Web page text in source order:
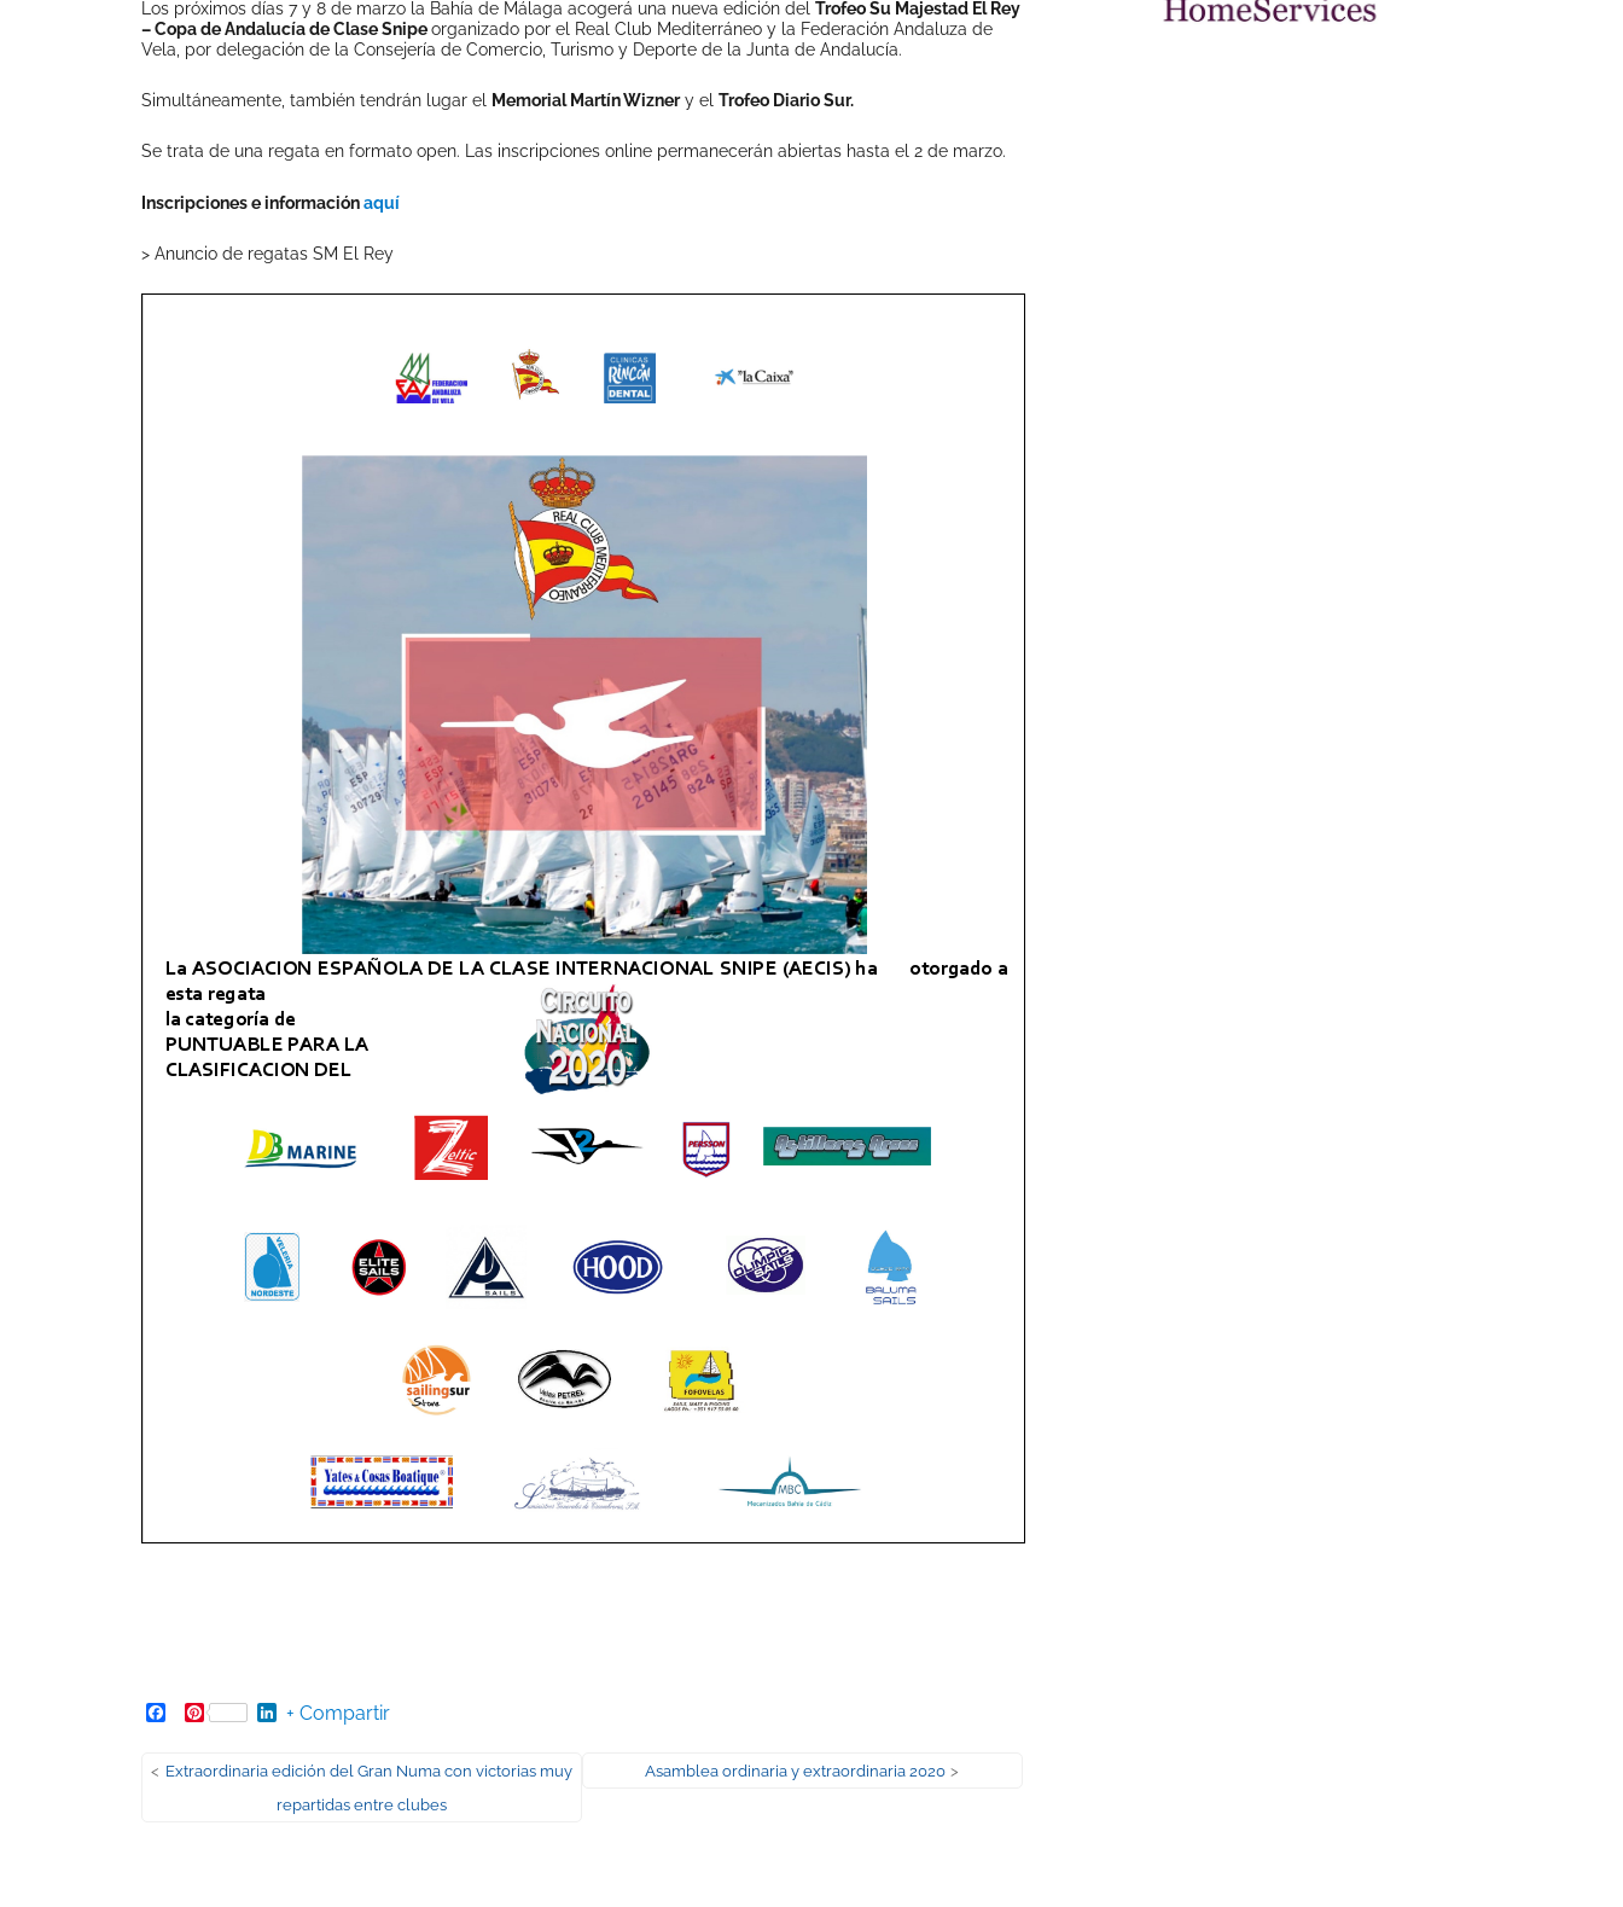
Los próximos días 7 y 8 de marzo la Bahía de Málaga acogerá una nueva edición del Trofeo Su Majestad El Rey
– Copa de Andalucía de Clase Snipeorganizado por el Real Club Mediterráneo y la Federación Andaluza de
Vela, por delegación de la Consejería de Comercio, Turismo y Deporte de la Junta de Andalucía.
Simultáneamente, también tendrán lugar el Memorial Martín Wiznery el Trofeo Diario Sur.
Se trata de una regata en formato open. Las inscripciones online permanecerán abiertas hasta el 2 de marzo.
Inscripciones e informaciónaquí
> Anuncio de regatas SM El Rey
Facebook
Pinterest LinkedIn
+ Compartir
Navegación
< Entrada
Extraordinaria edición del Gran Numa con victorias muy
repartidas entre clubes
Entrada
Asamblea ordinaria y extraordinaria 2020 >